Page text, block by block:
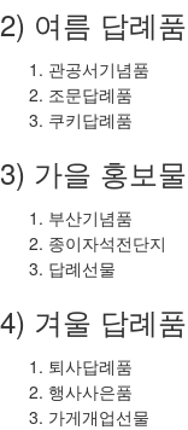
2) 여름 답례
관공서기념품
조문답례품
쿠키답례품
3) 가을 홍보
부산기념품
종이자석전단지
답례선물
4) 겨울 답례
퇴사답례품
행사사은품
가게개업선물